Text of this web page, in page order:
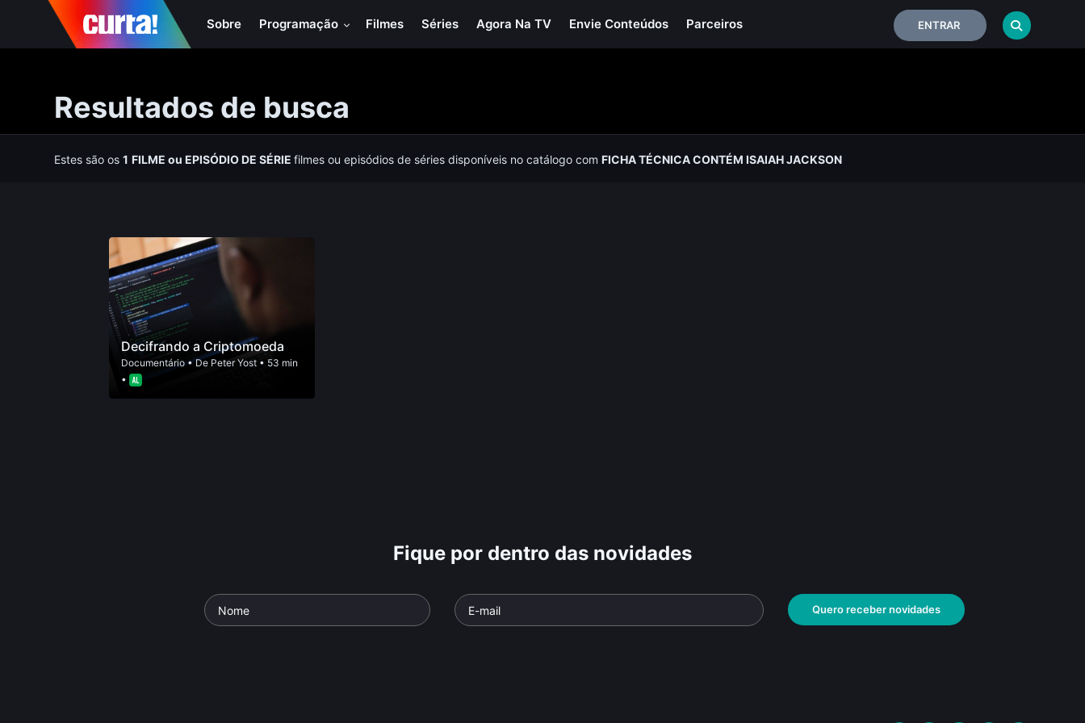
Sobre Programação Filmes Séries Agora Na TV Envie Conteúdos Parceiros ENTRAR
Resultados de busca
Estes são os1 FILMEou EPISÓDIO DE SÉRIEfilmes ou episódios de séries disponíveis no catálogo comFICHA TÉCNICA CONTÉM ISAIAH JACKSON
Decifrando a Criptomoeda
Documentário• De Peter Yost• 53 min
•
Fique por dentro das novidades
Quero receber novidades